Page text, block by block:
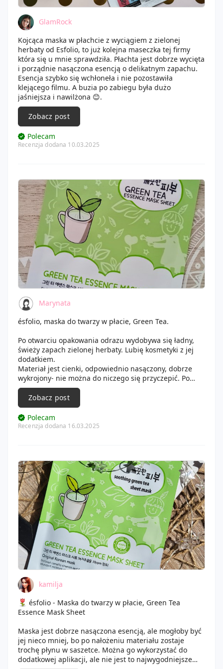
GlamRock
Kojcąca maska w płachcie z wyciągiem z zielonej
herbaty od Esfolio, to już kolejna maseczka tej firmy
która się u mnie sprawdziła. Płachta jest dobrze wycięta
i porządnie nasączona esencją o delikatnym zapachu.
Esencja szybko się wchłoneła i nie pozostawiła
klejącego filmu. A buzia po zabiegu była dużo
jaśniejsza i nawilżona 😊.
Zobacz post
Polecam
Recenzja dodana 10.03.2025
Marynata
ésfolio, maska do twarzy w płacie, Green Tea.
Po otwarciu opakowania odrazu wydobywa się ładny,
świeży zapach zielonej herbaty. Lubię kosmetyki z jej
dodatkiem.
Materiał jest cienki, odpowiednio nasączony, dobrze
wykrojony- nie można do niczego się przyczepić. Po
ściągnięciu maski, wjlepałam jeszcze resztki z
opakowania, nic się nie lepiło i wszystko dobrze
wchłonęło.
Maska doskonale nawilżyła skórę, delikatnie ją
zmatowiła (bez przesuszenia), wyglądała na
Zobacz post
Polecam
Recenzja dodana 16.03.2025
kamilja
ésfolio - Maska do twarzy w płacie, Green Tea
Essence Mask Sheet
Maska jest dobrze nasączona esencją, ale mogłoby być
jej nieco mniej, bo po nałożeniu materiału zostaje
trochę płynu w saszetce. Można go wykorzystać do
dodatkowej aplikacji, ale nie jest to najwygodniejsze